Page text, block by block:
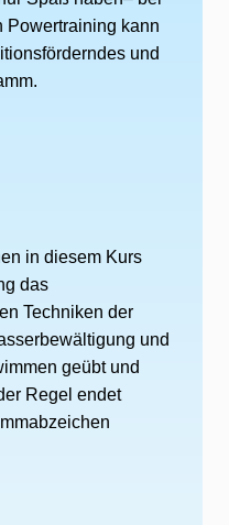
Powertraining kann
und
in diesem Kurs
das
Techniken der
und
geübt und
Regel endet